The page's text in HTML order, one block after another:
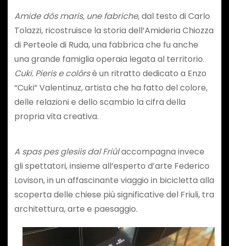
Amide dôs maris, une fabriche, dal testo di Carlo
Tolazzi, ricostruisce la storia dell’Amideria Chiozza
di Perteole di Ruda, una fabbrica che fu anche
una grande famiglia operaia legata al territorio.
Cuki. Pieris e colôrsè un ritratto dedicato a Enzo
“Cuki” Valentinuz, artista che ha fatto del colore,
delle relazioni e dello scambio la cifra della
propria vita creativa.
A spas pes glesiis dal Friûlaccompagna invece
gli spettatori, insieme all’esperto d’arte Federico
Lovison, in un affascinante viaggio in bicicletta alla
scoperta delle chiese più significative del Friuli, tra
architettura, arte e paesaggio.